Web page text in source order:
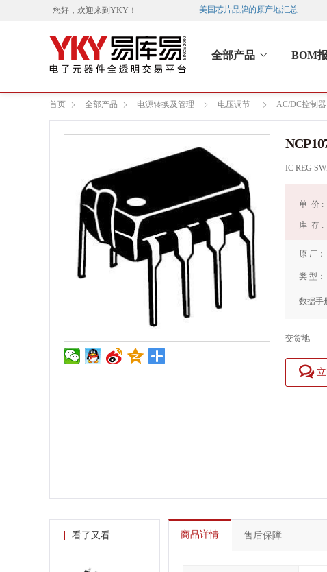
您好，欢迎来到 YKY ！ 美国芯片品牌的原产地汇总
全部产品 BOM
首页 全部产品 电源转换及管理 电压调节 AC/DC控制器
IC REG
单 价 :
库 存 :
原 厂：
类 型：
数据手
交货地
看了又看 商品详情 售后保障